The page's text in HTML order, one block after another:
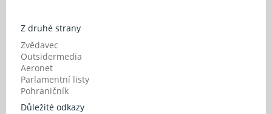
Z druhé strany
Zvědavec
Outsidermedia
Aeronet
Parlamentní listy
Pohraničník
Důležité odkazy